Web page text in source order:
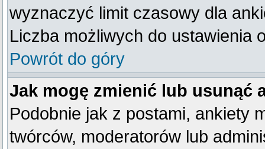
wyznaczyć limit czasowy dla
Liczba możliwych do ustawienia
Powrót do góry
Jak mogę zmienić lub usunąć
Podobnie jak z postami, ankiety
twórców, moderatorów lub